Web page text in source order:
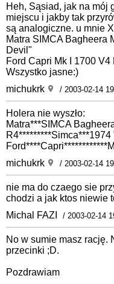
Heh, Sąsiad, jak na mój
miejscu i jakby tak
są analogiczne. u mnie
Matra SIMCA Bagheera
Devil"
Ford Capri Mk I 1700
Wszystko jasne:)
michukrk
/ 2003-02-14
Holera nie wyszło:
Matra***SIMCA
michukrk
/ 2003-02-14
nie ma do czaego sie
chodzi a jak ktos niewie
Michal FAZI
/ 2003-02-14
No w sumie masz rację.
przecinki ;D.
Pozdrawiam